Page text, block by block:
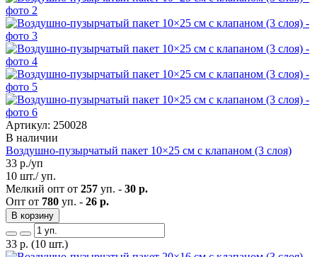
Артикул: 250028
В наличии
Воздушно-пузырчатый пакет 10×25 см с клапаном (3 слоя)
33 р./уп
10 шт./ уп.
Мелкий опт от 257 уп. - 30 р.
Опт от 780 уп. - 26 р.
В корзину
33 р. (10 шт.)